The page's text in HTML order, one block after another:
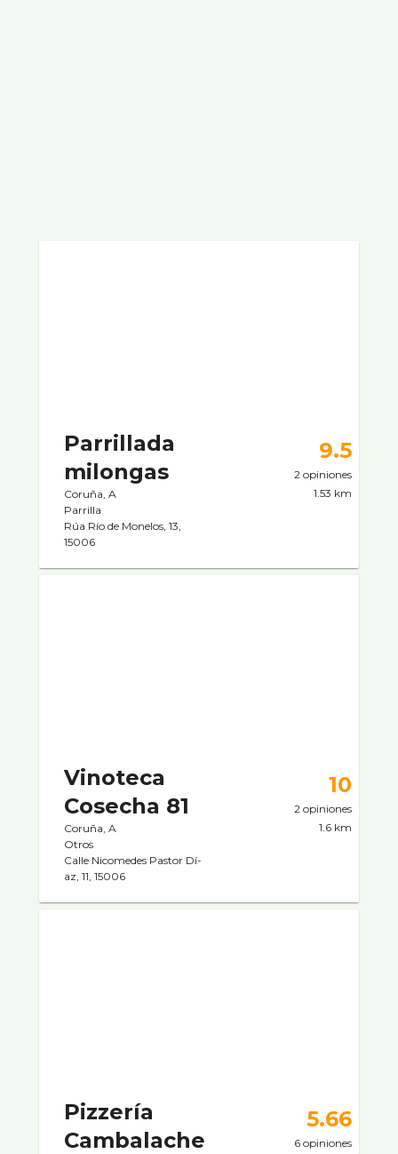
Parrillada
milongas
Coruña, A
Parrilla
Rúa Río de Monelos, 13,
15006
9.5
2 opiniones
1.53 km
Vinoteca
Cosecha 81
Coruña, A
Otros
Calle Nicomedes Pastor Dí­
az, 11, 15006
10
2 opiniones
1.6 km
Pizzerí­a
Cambalache
5.66
6 opiniones